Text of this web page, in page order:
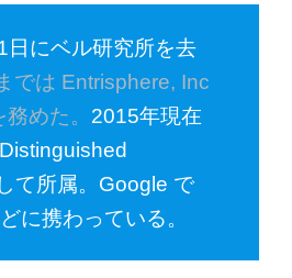
日にベル研究所を去
では Entrisphere, Inc
務めた。 2015年現在
て所属。 Google で
に携わっている。